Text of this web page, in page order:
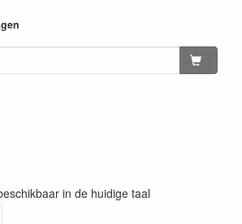
in de huidige taal